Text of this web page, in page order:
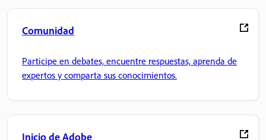
Comunidad
Participe en debates, encuentre respuestas, aprenda de
expertos y comparta sus conocimientos.
Inicio de Adobe